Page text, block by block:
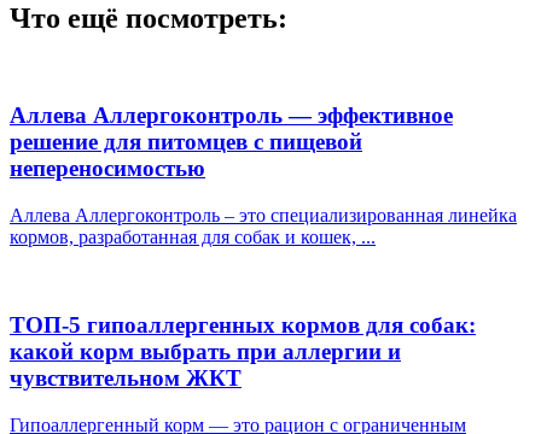
Что ещё посмотреть:
Аллева Аллергоконтроль — эффективное
решение для питомцев с пищевой
непереносимостью
Аллева Аллергоконтроль – это специализированная линейка
кормов, разработанная для собак и кошек, ...
ТОП-5 гипоаллергенных кормов для собак:
какой корм выбрать при аллергии и
чувствительном ЖКТ
Гипоаллергенный корм — это рацион с ограниченным